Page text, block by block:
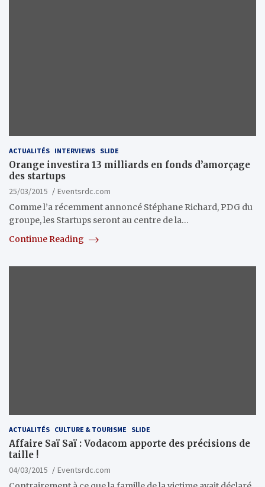
ACTUALITÉS INTERVIEWS SLIDE
Orange investira 13 milliards en fonds d’amorçage
des startups
25/03/2015
Eventsrdc.com
Comme l’a récemment annoncé Stéphane Richard, PDG du
groupe, les Startups seront au centre de la…
Continue Reading
ACTUALITÉS CULTURE & TOURISME SLIDE
Affaire Saï Saï : Vodacom apporte des précisions de
taille !
04/03/2015
Eventsrdc.com